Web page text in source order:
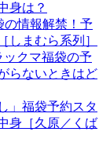
身は？
の情報解禁！予
しまむら系列］
ックマ福袋の予
らないときはど
」福袋予約スタ
身［久原／くば